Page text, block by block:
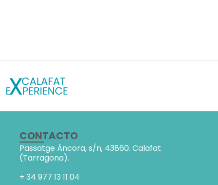
CONTACTO
Passatge Àncora, s/n, 43860. Calafat
(Tarragona).
+ 34 977 13 11 04